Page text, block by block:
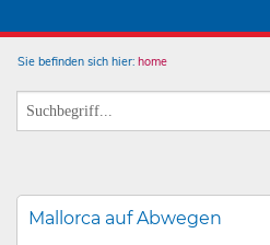
Sie befinden sich hier: home
Mallorca auf Abwegen